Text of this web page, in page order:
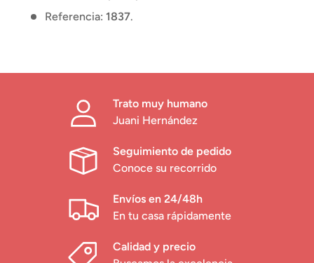
Referencia: 1837.
Trato muy humano
Juani Hernández
Seguimiento de pedido
Conoce su recorrido
Envíos en 24/48h
En tu casa rápidamente
Calidad y precio